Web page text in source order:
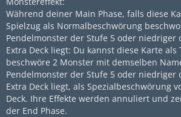
Während deiner Main Phase, falls diese
Spielzug als Normalbeschwörung
Pendelmonster der Stufe 5 oder niedriger
Extra Deck liegt: Du kannst diese Karte
beschwöre 2 Monster mit demselben
Pendelmonster der Stufe 5 oder niedriger
Extra Deck liegt, als Spezialbeschwörung
Deck. Ihre Effekte werden annuliert und
der End Phase.